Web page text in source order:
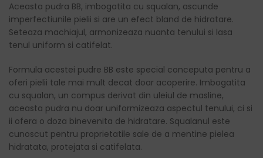
Aceasta pudra BB, imbogatita cu squalan, ascunde
imperfectiunile pielii si are un efect bland de hidratare.
Seteaza machiajul, armonizeaza nuanta tenului si lasa
tenul uniform si catifelat.
Formula acestei pudre BB este special conceputa pentru a
oferi pielii tale mai mult decat doar acoperire. Imbogatita
cu squalan, un compus derivat din uleiul de masline,
aceasta pudra nu doar uniformizeaza aspectul tenului, ci si
ii ofera o doza binevenita de hidratare. Squalanul este
cunoscut pentru proprietatile sale de a mentine pielea
hidratata, protejata si catifelata.